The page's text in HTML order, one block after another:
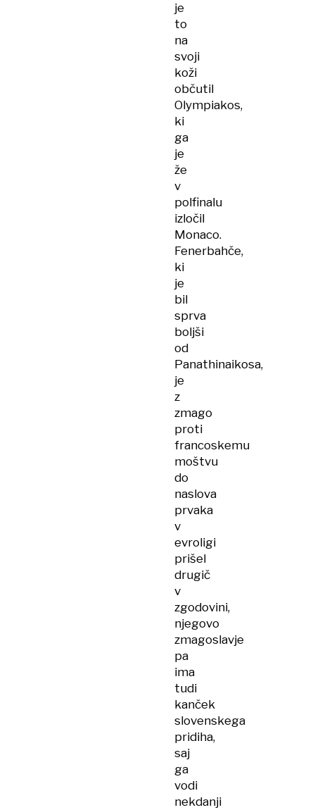
je
to
na
svoji
koži
občutil
Olympiakos,
ki
ga
je
že
v
polfinalu
izločil
Monaco.
Fenerbahče,
ki
je
bil
sprva
boljši
od
Panathinaikosa,
je
z
zmago
proti
francoskemu
moštvu
do
naslova
prvaka
v
evroligi
prišel
drugič
v
zgodovini,
njegovo
zmagoslavje
pa
ima
tudi
kanček
slovenskega
pridiha,
saj
ga
vodi
nekdanji